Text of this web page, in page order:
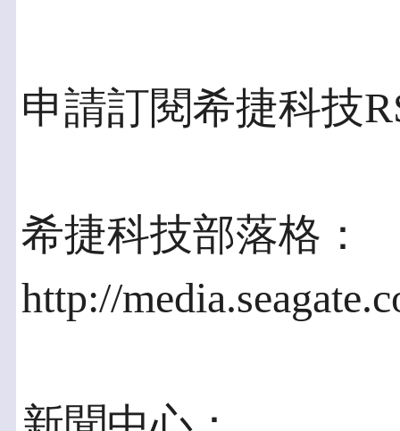
申請訂閱希捷科技
希捷科技部落格：
http://